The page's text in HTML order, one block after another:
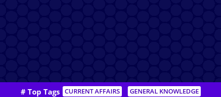
# Top Tags CURRENT AFFAIRS
GENERAL KNOWLEDGE